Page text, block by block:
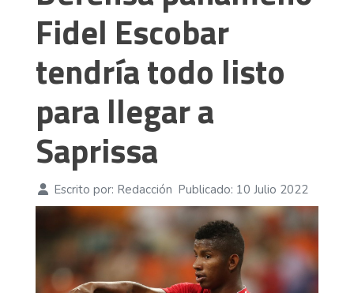
Fidel Escobar
tendría todo listo
para llegar a
Saprissa
Escrito por: Redacción Publicado: 10 Julio 2022